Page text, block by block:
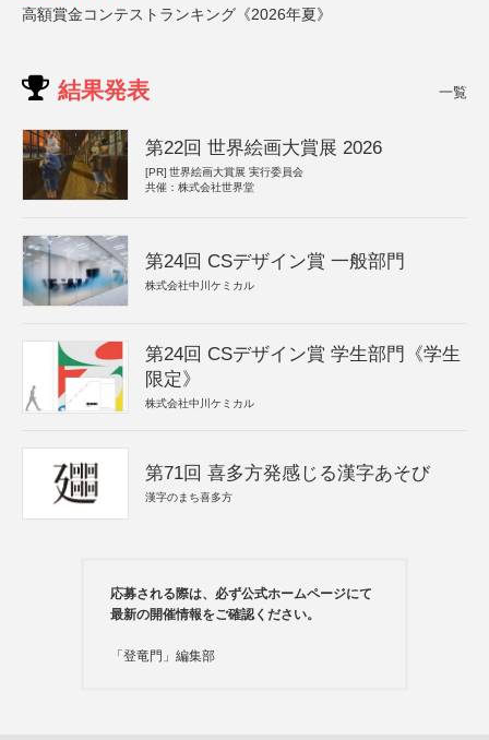
高額賞金コンテストランキング《2026年夏》
結果発表 一覧
第22回 世界絵画大賞展 2026
[PR] 世界絵画大賞展 実行委員会
共催：株式会社世界堂
第24回 CSデザイン賞 一般部門
株式会社中川ケミカル
第24回 CSデザイン賞 学生部門《学生
限定》
株式会社中川ケミカル
第71回 喜多方発感じる漢字あそび
漢字のまち喜多方
応募される際は、必ず公式ホームページにて
最新の開催情報をご確認ください。
「登竜門」編集部